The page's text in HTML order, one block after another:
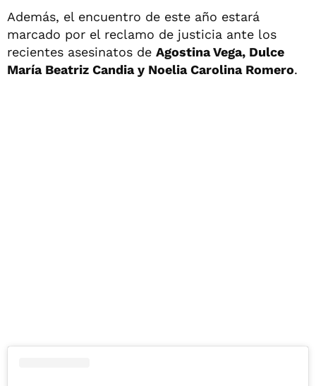
Además, el encuentro de este año estará
marcado por el reclamo de justicia ante los
recientes asesinatos de Agostina Vega, Dulce
María Beatriz Candia y Noelia Carolina Romero.